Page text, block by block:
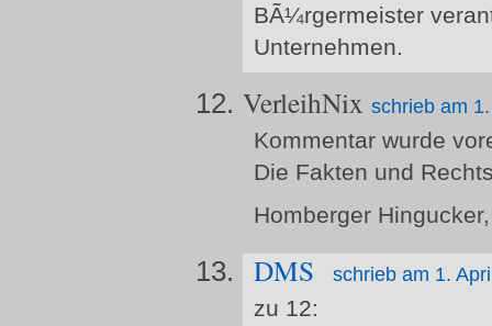
BÃ¼rgermeister
Unternehmen.
VerleihNix schrieb am
Kommentar wurde
Die Fakten und
Homberger
DMS schrieb am 1.
zu 12: